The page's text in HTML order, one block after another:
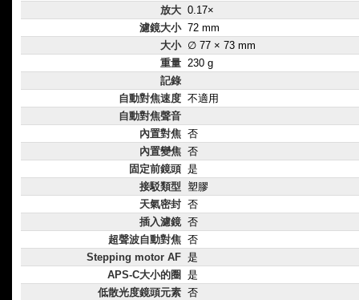
放大 0.17×
濾鏡大小 72 mm
大小 ∅ 77 × 73 mm
重量 230 g
記錄
自動對焦速度 不適用
自動對焦聲音
內置對焦 否
內置變焦 否
固定前鏡頭 是
接駁類型 塑膠
天氣密封 否
插入濾鏡 否
超聲波自動對焦 否
Stepping motor AF 是
APS-C大小的圈
是
低散光度鏡頭元素 否